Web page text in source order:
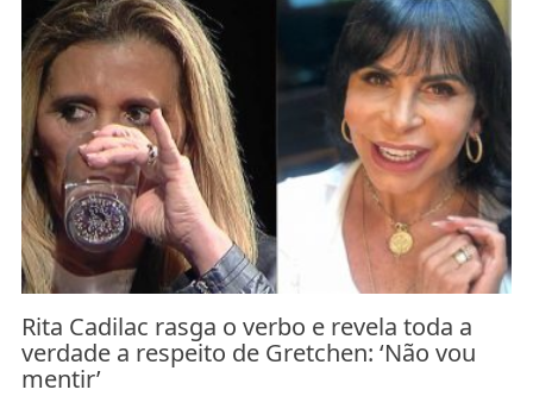
Rita Cadilac rasga o verbo e revela toda a
verdade a respeito de Gretchen: ‘Não vou
mentir’